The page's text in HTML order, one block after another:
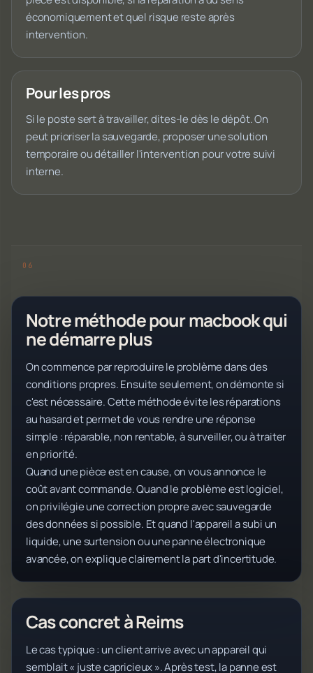
économiquement et quel risque reste après
intervention.
Pour les pros
Si le poste sert à travailler, dites-le dès le dépôt. On
peut prioriser la sauvegarde, proposer une solution
temporaire ou détailler l'intervention pour votre suivi
interne.
Notre méthode pour macbook qui
ne démarre plus
On commence par reproduire le problème dans des
conditions propres. Ensuite seulement, on démonte si
c'est nécessaire. Cette méthode évite les réparations
au hasard et permet de vous rendre une réponse
simple : réparable, non rentable, à surveiller, ou à traiter
en priorité.
Quand une pièce est en cause, on vous annonce le
coût avant commande. Quand le problème est logiciel,
on privilégie une correction propre avec sauvegarde
des données si possible. Et quand l'appareil a subi un
liquide, une surtension ou une panne électronique
avancée, on explique clairement la part d'incertitude.
Cas concret à Reims
Le cas typique : un client arrive avec un appareil qui
semblait « juste capricieux ». Après test, la panne est